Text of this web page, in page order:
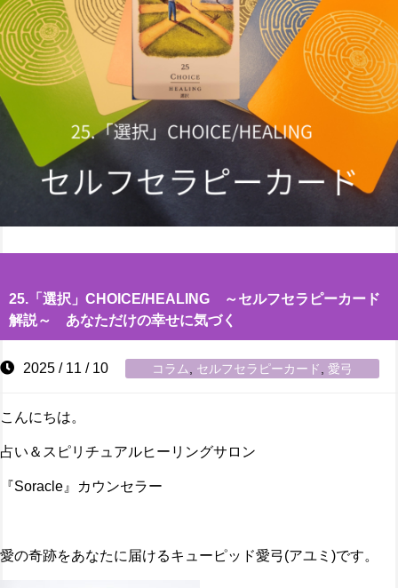
25.「選択」CHOICE/HEALING ～セルフセラピーカード
解説～ あなただけの幸せに気づく
2025 / 11 / 10 コラム セルフセラピーカード 愛弓
こんにちは。
占い＆スピリチュアルヒーリングサロン
『Soracle』カウンセラー
愛の奇跡をあなたに届けるキューピッド愛弓(アユミ)です。